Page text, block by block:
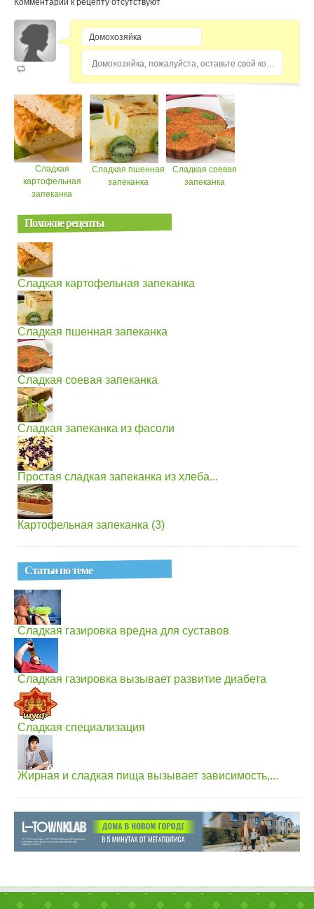
Комментарии к рецепту отсутствуют
Домохозяйка, пожалуйста, оставьте свой комментарий...
Сладкая
картофельная
запеканка
Сладкая пшенная
запеканка
Сладкая соевая
запеканка
Похожие рецепты
Сладкая картофельная запеканка
Сладкая пшенная запеканка
Сладкая соевая запеканка
Сладкая запеканка из фасоли
Простая сладкая запеканка из хлеба...
Картофельная запеканка (3)
Статьи по теме
Сладкая газировка вредна для суставов
Сладкая газировка вызывает развитие диабета
Сладкая специализация
Жирная и сладкая пища вызывает зависимость,...